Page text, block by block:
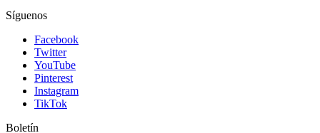
Síguenos
Facebook
Twitter
YouTube
Pinterest
Instagram
TikTok
Boletín